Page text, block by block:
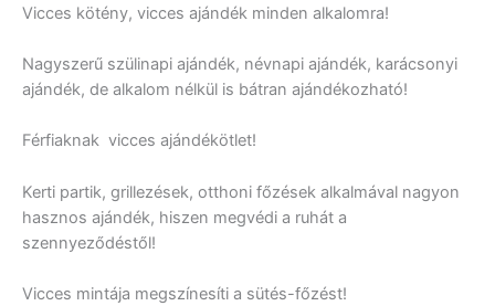
Vicces kötény, vicces ajándék minden alkalomra!
Nagyszerű szülinapi ajándék, névnapi ajándék, karácsonyi
ajándék, de alkalom nélkül is bátran ajándékozható!
Férfiaknak vicces ajándékötlet!
Kerti partik, grillezések, otthoni főzések alkalmával nagyon
hasznos ajándék, hiszen megvédi a ruhát a
szennyeződéstől!
Vicces mintája megszínesíti a sütés-főzést!